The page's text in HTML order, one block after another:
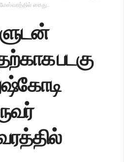
கைது..
படகு